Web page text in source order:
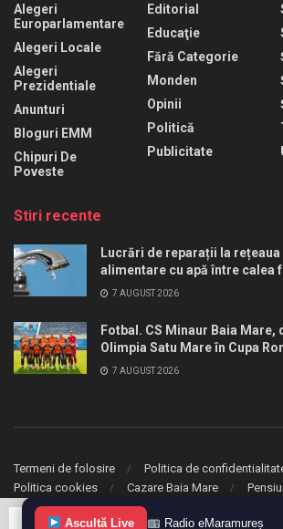
Alegeri
Europarlamentare
Alegeri Locale
Alegeri
Prezidentiale
Anunturi
Bloguri EMM
Chipuri De
Poveste
Editorial
Educaţie
Fără Categorie
Monden
Opinii
Politică
Publicitate
Stiri recente
Lucrări de reparații la rețeaua
alimentare cu apă între calea
7 AUGUST 2026
Fotbal. CS Minaur Baia Mare,
Olimpia Satu Mare în Cupa
7 AUGUST 2026
Termeni de folosire
Politica de
Politica cookies
Cazare Baia Mare
© 2020 eMaramures. Toate drepturile rezervate.
Ascultă Live Radio eMaramureș